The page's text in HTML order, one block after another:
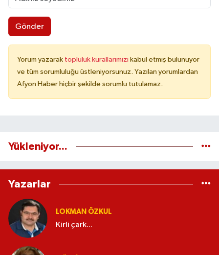
Gönder
Yorum yazarak topluluk kurallarımızı kabul etmiş bulunuyor
ve tüm sorumluluğu üstleniyorsunuz. Yazılan yorumlardan
Afyon Haber hiçbir şekilde sorumlu tutulamaz.
Yükleniyor...
Yazarlar
LOKMAN ÖZKUL
Kirli çark...